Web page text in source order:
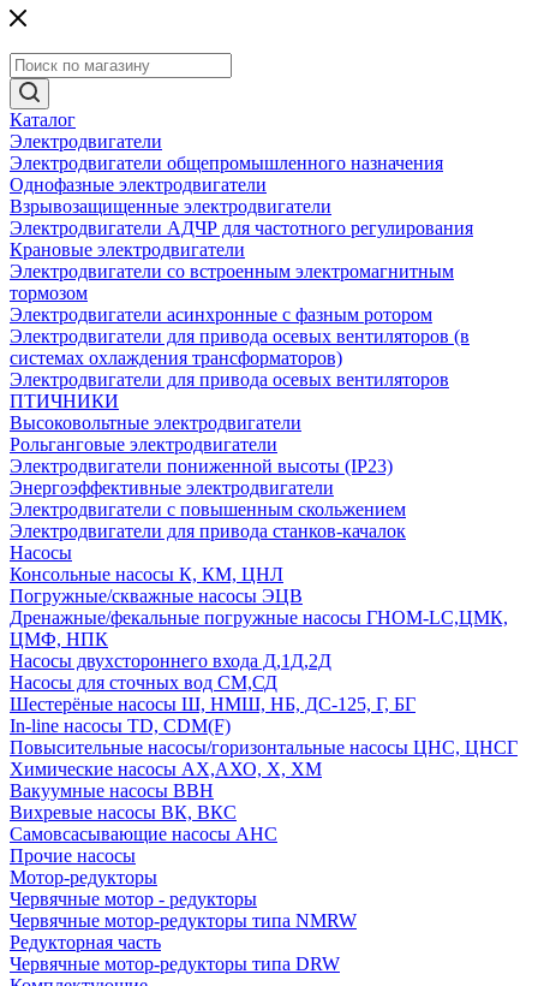
Каталог
Электродвигатели
Электродвигатели общепромышленного назначения
Однофазные электродвигатели
Взрывозащищенные электродвигатели
Электродвигатели АДЧР для частотного регулирования
Крановые электродвигатели
Электродвигатели со встроенным электромагнитным
тормозом
Электродвигатели асинхронные с фазным ротором
Электродвигатели для привода осевых вентиляторов (в
системах охлаждения трансформаторов)
Электродвигатели для привода осевых вентиляторов
ПТИЧНИКИ
Высоковольтные электродвигатели
Рольганговые электродвигатели
Электродвигатели пониженной высоты (IP23)
Энергоэффективные электродвигатели
Электродвигатели с повышенным скольжением
Электродвигатели для привода станков-качалок
Насосы
Консольные насосы К, КМ, ЦНЛ
Погружные/скважные насосы ЭЦВ
Дренажные/фекальные погружные насосы ГНОМ-LC,ЦМК,
ЦМФ, НПК
Насосы двухстороннего входа Д,1Д,2Д
Насосы для сточных вод СМ,СД
Шестерёные насосы Ш, НМШ, НБ, ДС-125, Г, БГ
In-line насосы TD, CDM(F)
Повысительные насосы/горизонтальные насосы ЦНС, ЦНСГ
Химические насосы АХ,АХО, Х, ХМ
Вакуумные насосы ВВН
Вихревые насосы ВК, ВКС
Самовсасывающие насосы АНС
Прочие насосы
Мотор-редукторы
Червячные мотор - редукторы
Червячные мотор-редукторы типа NMRW
Редукторная часть
Червячные мотор-редукторы типа DRW